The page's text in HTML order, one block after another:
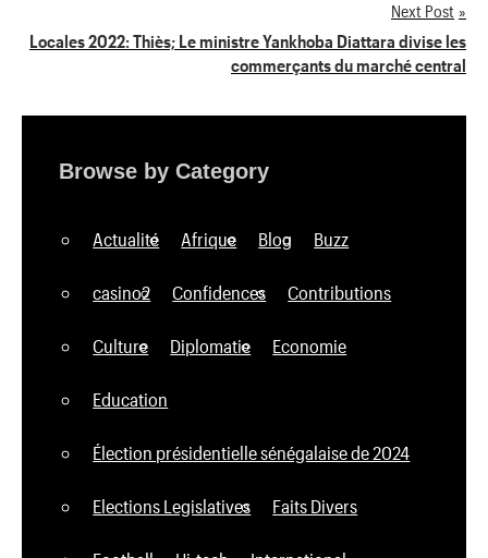
Next Post
Locales 2022: Thiès; Le ministre Yankhoba Diattara divise les
commerçants du marché central
Browse by Category
Actualité Afrique Blog Buzz
casino2 Confidences Contributions
Culture Diplomatie Economie
Education
Élection présidentielle sénégalaise de 2024
Elections Legislatives Faits Divers